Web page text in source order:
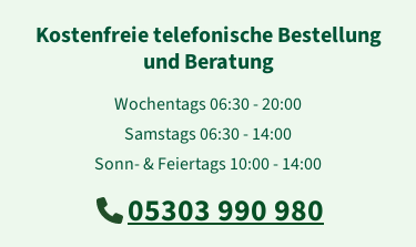
Kostenfreie telefonische Bestellung
und Beratung
Wochentags 06:30 - 20:00
Samstags 06:30 - 14:00
Sonn- & Feiertags 10:00 - 14:00
05303 990 980